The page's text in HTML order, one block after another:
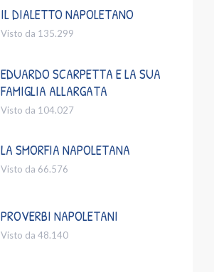
IL DIALETTO NAPOLETANO
Visto da 135.299
EDUARDO SCARPETTA E LA SUA
FAMIGLIA ALLARGATA
Visto da 104.027
LA SMORFIA NAPOLETANA
Visto da 66.576
PROVERBI NAPOLETANI
Visto da 48.140